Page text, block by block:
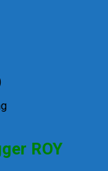
ROY